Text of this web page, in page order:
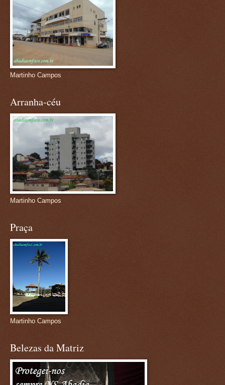
Martinho Campos
Arranha-céu
Martinho Campos
Praça
Martinho Campos
Belezas da Matriz